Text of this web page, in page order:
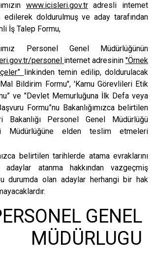
www.icisleri.gov.tradresli intemet
doldurulmuş ve aday tarafından
İş Talep Formu,
Personel Genel Müdürlüğünün
personel internet adresinin "Örnek
linkinden temin edilip, doldurulacak
Bildirim Formu", 'Kamu Görevlileri Etik
ve "Devlet Memurluğuna İlk Defa veya
Formu”nu Bakanlığımızca belirtilen
Bakanlığı Personel Genel Müdürlüğü
Müdürlüğüne elden teslim etmeleri
belirtilen tarihlerde atama evraklarını
atanma hakkından vazgeçmiş
durumda olan adaylar herhangi bir hak
GENEL
MÜDÜRLUGU